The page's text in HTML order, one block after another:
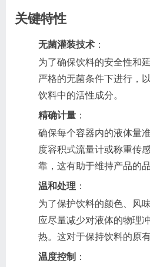
关键特性
无菌灌装技术 ：
为了确保饮料的安全性和
严格的无菌条件下进行，
饮料中的活性成分。
精确计量 ：
确保每个容器内的液体量
度容积式流量计或称重传
靠，这有助于维持产品的
温和处理 ：
为了保护饮料的颜色、风
应尽量减少对液体的物理
热。这对于保持饮料的原
温度控制 ：